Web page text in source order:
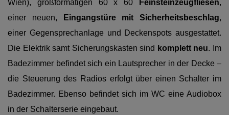
Wien), großformatigen 60 x 60
Feinsteinzeugfliesen,
einer neuen,
Eingangstüre mit Sicherheitsbeschlag,
einer Gegensprechanlage und Deckenspots ausgestattet.
Die Elektrik samt Sicherungskasten sind komplett neu. Im
Badezimmer befindet sich ein Lautsprecher in der Decke –
die Steuerung des Radios erfolgt über einen Schalter im
Badezimmer. Ebenso befindet sich im WC eine Audiobox
in der Schalterserie eingebaut.